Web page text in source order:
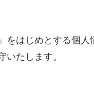
をはじめとする個人
たします。